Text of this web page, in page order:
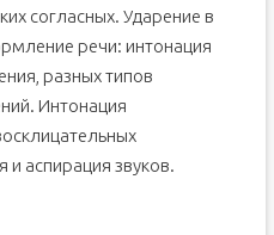
согласных. Ударение в
речи: интонация
разных типов
Интонация
аспирация звуков.